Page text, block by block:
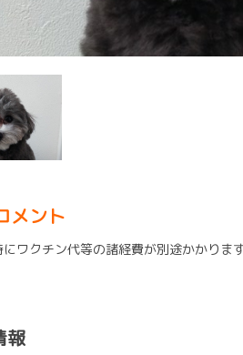
メント
ワクチン代等の諸経費が別途かかります
報